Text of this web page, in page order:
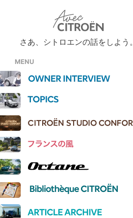
さあ、シトロエンの話をしよう。
MENU